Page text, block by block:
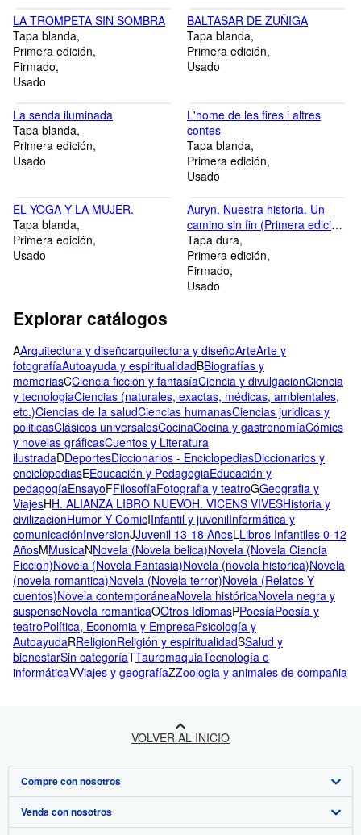
LA TROMPETA SIN SOMBRA
Tapa blanda
Primera edición
Firmado
Usado
BALTASAR DE ZUÑIGA
Tapa blanda
Primera edición
Usado
La senda iluminada
Tapa blanda
Primera edición
Usado
L'home de les fires i altres
contes
Tapa blanda
Primera edición
Usado
EL YOGA Y LA MUJER.
Tapa blanda
Primera edición
Usado
Auryn. Nuestra historia. Un
camino sin fin (Primera edición)
DEDICATORIA Y FIRMA
AUTOGRAFA DE LOS 5
INTEGRANTES DEL GRUPO
Tapa dura
Primera edición
Firmado
Usado
Explorar catálogos
AArquitectura y diseñoarquitectura y diseñoArteArte y
fotografíaAutoayuda y espiritualidadBBiografías y
memoriasCCiencia ficcion y fantasíaCiencia y divulgacionCiencia
y tecnologiaCiencias (naturales, exactas, médicas, ambientales,
etc.)Ciencias de la saludCiencias humanasCiencias juridicas y
politicasClásicos universalesCocinaCocina y gastronomíaCómics
y novelas gráficasCuentos y Literatura
ilustradaDDeportesDiccionarios - EnciclopediasDiccionarios y
enciclopediasEEducación y PedagogiaEducación y
pedagogíaEnsayoFFilosofíaFotografia y teatroGGeografia y
ViajesHH. ALIANZA LIBRO NUEVOH. VICENS VIVESHistoria y
civilizacionHumor Y ComicIInfantil y juvenilInformática y
comunicaciónInversionJJuvenil 13-18 AñosLLibros Infantiles 0-12
AñosMMusicaNNovela (Novela belica)Novela (Novela Ciencia
Ficcion)Novela (Novela Fantasia)Novela (novela historica)Novela
(novela romantica)Novela (Novela terror)Novela (Relatos Y
cuentos)Novela contemporáneaNovela históricaNovela negra y
suspenseNovela romanticaOOtros IdiomasPPoesíaPoesía y
teatroPolítica, Economia y EmpresaPsicología y
AutoayudaRReligionReligión y espiritualidadSSalud y
bienestarSin categoríaTTauromaquiaTecnología e
informáticaVViajes y geografíaZZoologia y animales de compañia
VOLVER AL INICIO
Compre con nosotros
Búsqueda avanzada
Venda con nosotros